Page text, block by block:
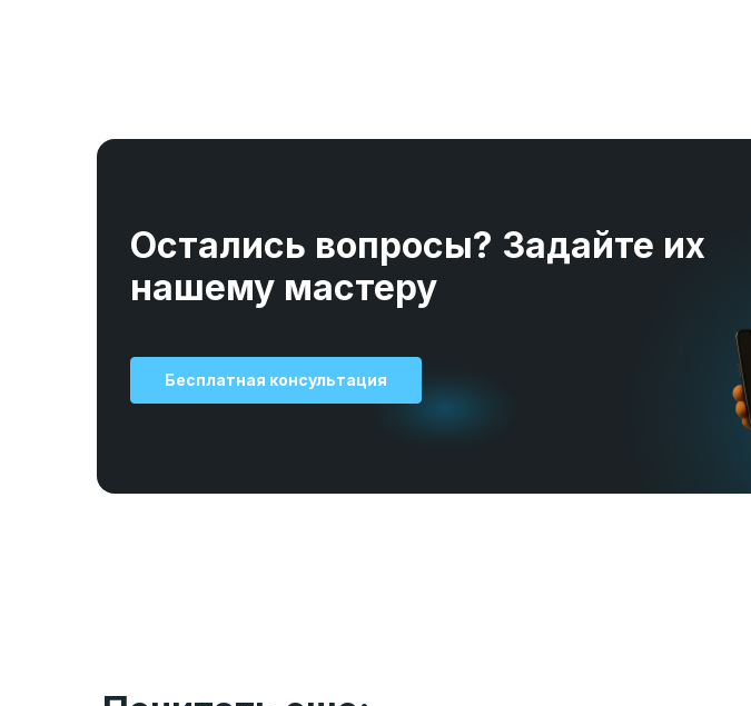
Остались вопросы? Задайте их
нашему мастеру
Бесплатная консультация